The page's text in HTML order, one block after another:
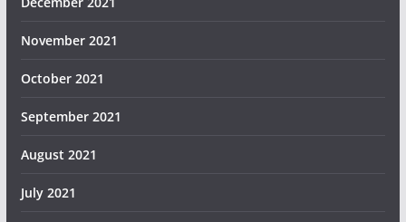
November 2021
October 2021
September 2021
August 2021
July 2021